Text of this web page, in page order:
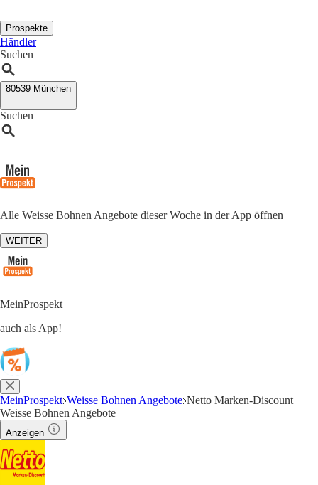
Prospekte
Händler
Suchen
80539 München
Suchen
Alle Weisse Bohnen Angebote dieser Woche in der App öffnen
WEITER
MeinProspekt
auch als App!
MeinProspekt Weisse Bohnen Angebote Netto Marken-Discount
Weisse Bohnen Angebote
Anzeigen